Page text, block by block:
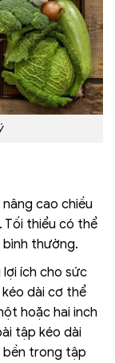
cao chiều
Tối thiểu có thể
thường.
lợi ích cho sức
dài cơ thể
hoặc hai inch
tập kéo dài
bền trong tập